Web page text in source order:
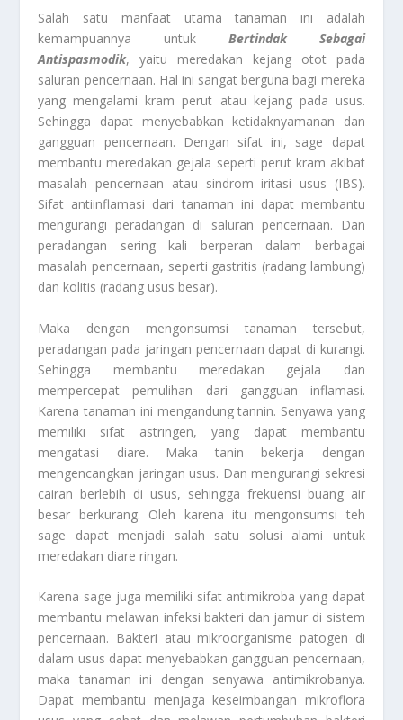
Salah satu manfaat utama tanaman ini adalah
kemampuannya untuk Bertindak Sebagai
Antispasmodik, yaitu meredakan kejang otot pada
saluran pencernaan. Hal ini sangat berguna bagi mereka
yang mengalami kram perut atau kejang pada usus.
Sehingga dapat menyebabkan ketidaknyamanan dan
gangguan pencernaan. Dengan sifat ini, sage dapat
membantu meredakan gejala seperti perut kram akibat
masalah pencernaan atau sindrom iritasi usus (IBS).
Sifat antiinflamasi dari tanaman ini dapat membantu
mengurangi peradangan di saluran pencernaan. Dan
peradangan sering kali berperan dalam berbagai
masalah pencernaan, seperti gastritis (radang lambung)
dan kolitis (radang usus besar).
Maka dengan mengonsumsi tanaman tersebut,
peradangan pada jaringan pencernaan dapat di kurangi.
Sehingga membantu meredakan gejala dan
mempercepat pemulihan dari gangguan inflamasi.
Karena tanaman ini mengandung tannin. Senyawa yang
memiliki sifat astringen, yang dapat membantu
mengatasi diare. Maka tanin bekerja dengan
mengencangkan jaringan usus. Dan mengurangi sekresi
cairan berlebih di usus, sehingga frekuensi buang air
besar berkurang. Oleh karena itu mengonsumsi teh
sage dapat menjadi salah satu solusi alami untuk
meredakan diare ringan.
Karena sage juga memiliki sifat antimikroba yang dapat
membantu melawan infeksi bakteri dan jamur di sistem
pencernaan. Bakteri atau mikroorganisme patogen di
dalam usus dapat menyebabkan gangguan pencernaan,
maka tanaman ini dengan senyawa antimikrobanya.
Dapat membantu menjaga keseimbangan mikroflora